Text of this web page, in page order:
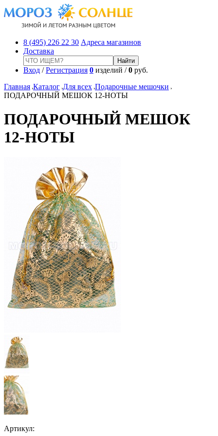
8 (495) 226 22 30 Адреса магазинов
Доставка
Вход /Регистрация 0 изделий /0 руб.
Главная Каталог Для всех Подарочные мешочки
ПОДАРОЧНЫЙ МЕШОК 12-НОТЫ
ПОДАРОЧНЫЙ МЕШОК
12-НОТЫ
Артикул: